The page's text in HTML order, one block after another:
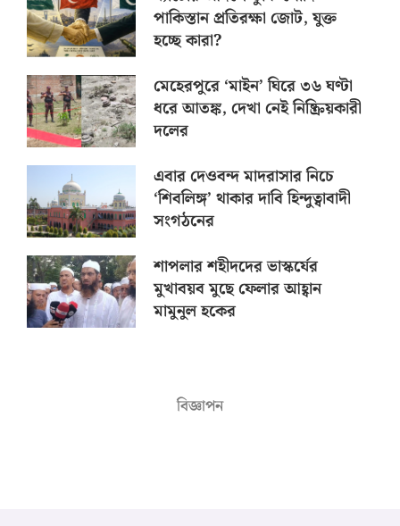
পাকিস্তান প্রতিরক্ষা জোট, যুক্ত
হচ্ছে কারা?
মেহেরপুরে ‘মাইন’ ঘিরে ৩৬ ঘণ্টা
ধরে আতঙ্ক, দেখা নেই নিষ্ক্রিয়কারী
দলের
এবার দেওবন্দ মাদরাসার নিচে
‘শিবলিঙ্গ’ থাকার দাবি হিন্দুত্বাবাদী
সংগঠনের
শাপলার শহীদদের ভাস্কর্যের
মুখাবয়ব মুছে ফেলার আহ্বান
মামুনুল হকের
বিজ্ঞাপন